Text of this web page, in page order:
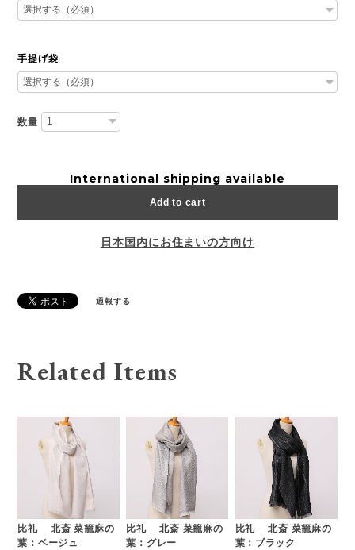
手提げ袋
数量
International shipping available
Add to cart
日本国内にお住まいの方向け
通報する
Related Items
比礼 北斎 菜籠麻の
葉：ベージュ
比礼 北斎 菜籠麻の
葉：グレー
比礼 北斎 菜籠麻の
葉：ブラック